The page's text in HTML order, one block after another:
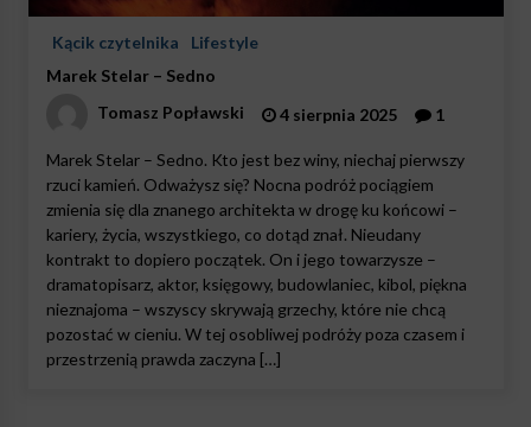
Kącik czytelnika
Lifestyle
Marek Stelar – Sedno
Tomasz Popławski
4 sierpnia 2025 1
Marek Stelar – Sedno. Kto jest bez winy, niechaj pierwszy
rzuci kamień. Odważysz się? Nocna podróż pociągiem
zmienia się dla znanego architekta w drogę ku końcowi –
kariery, życia, wszystkiego, co dotąd znał. Nieudany
kontrakt to dopiero początek. On i jego towarzysze –
dramatopisarz, aktor, księgowy, budowlaniec, kibol, piękna
nieznajoma – wszyscy skrywają grzechy, które nie chcą
pozostać w cieniu. W tej osobliwej podróży poza czasem i
przestrzenią prawda zaczyna […]